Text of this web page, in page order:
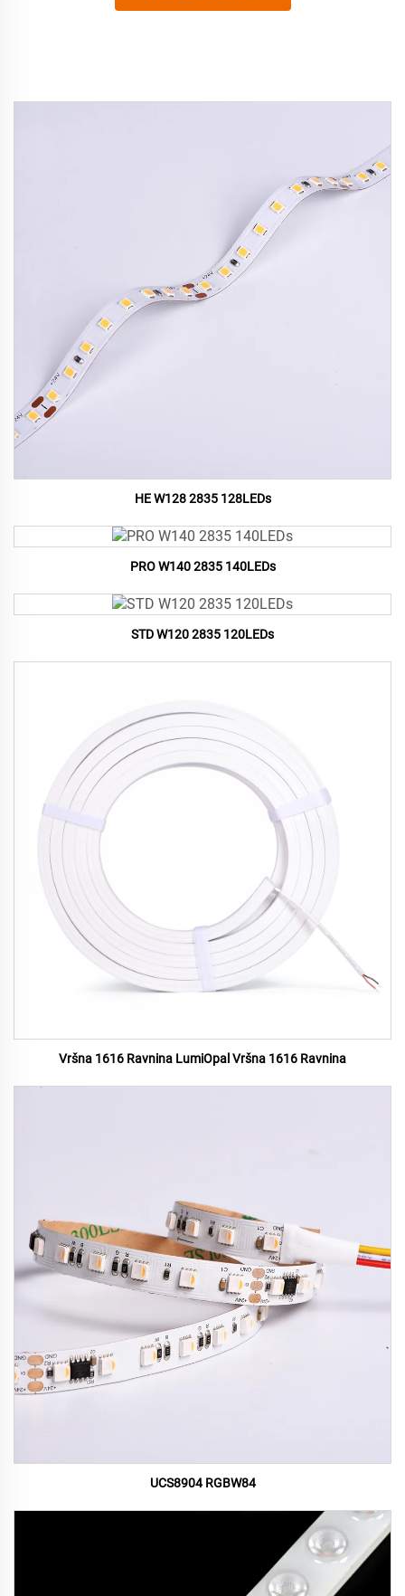
HE W128 2835 128LEDs
PRO W140 2835 140LEDs
STD W120 2835 120LEDs
Vršna 1616 Ravnina LumiOpal Vršna 1616 Ravnina
UCS8904 RGBW84